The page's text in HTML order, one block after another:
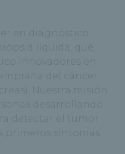
en diagnóstico
líquida, que
innovadores en
del cáncer
Nuestra misión
desarrollando
detectar el tumor
primeros síntomas.